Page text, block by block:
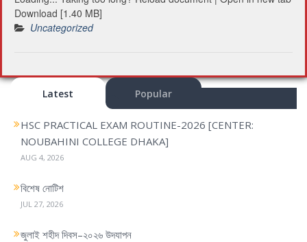
Download [1.40 MB]
Uncategorized
Latest Popular
HSC PRACTICAL EXAM ROUTINE-2026 [CENTER:
NOUBAHINI COLLEGE DHAKA]
AUG 4, 2026
বিশেষ নোটিশ
JUL 27, 2026
জুলাই শহীদ দিবস–২০২৬ উদযাপন